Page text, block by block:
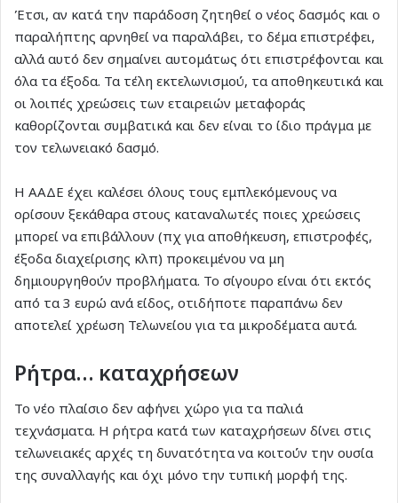
Έτσι, αν κατά την παράδοση ζητηθεί ο νέος δασμός και ο
παραλήπτης αρνηθεί να παραλάβει, το δέμα επιστρέφει,
αλλά αυτό δεν σημαίνει αυτομάτως ότι επιστρέφονται και
όλα τα έξοδα. Τα τέλη εκτελωνισμού, τα αποθηκευτικά και
οι λοιπές χρεώσεις των εταιρειών μεταφοράς
καθορίζονται συμβατικά και δεν είναι το ίδιο πράγμα με
τον τελωνειακό δασμό.
Η ΑΑΔΕ έχει καλέσει όλους τους εμπλεκόμενους να
ορίσουν ξεκάθαρα στους καταναλωτές ποιες χρεώσεις
μπορεί να επιβάλλουν (πχ για αποθήκευση, επιστροφές,
έξοδα διαχείρισης κλπ) προκειμένου να μη
δημιουργηθούν προβλήματα. Το σίγουρο είναι ότι εκτός
από τα 3 ευρώ ανά είδος, οτιδήποτε παραπάνω δεν
αποτελεί χρέωση Τελωνείου για τα μικροδέματα αυτά.
Ρήτρα… καταχρήσεων
Το νέο πλαίσιο δεν αφήνει χώρο για τα παλιά
τεχνάσματα. Η ρήτρα κατά των καταχρήσεων δίνει στις
τελωνειακές αρχές τη δυνατότητα να κοιτούν την ουσία
της συναλλαγής και όχι μόνο την τυπική μορφή της.